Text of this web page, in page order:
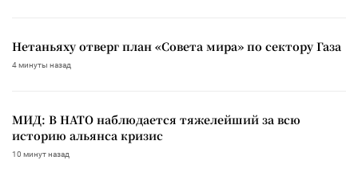
Нетаньяху отверг план «Совета мира» по сектору Газа
4 минуты назад
МИД: В НАТО наблюдается тяжелейший за всю
историю альянса кризис
10 минут назад